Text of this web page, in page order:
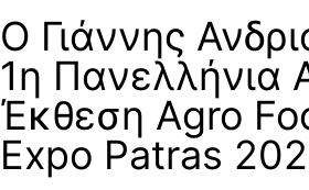
Ο Γιάννης
1η Πανελλήνια
Έκθεση Agro
Expo Patras